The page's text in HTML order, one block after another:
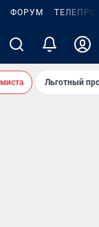
ФОРУМ
Льготный